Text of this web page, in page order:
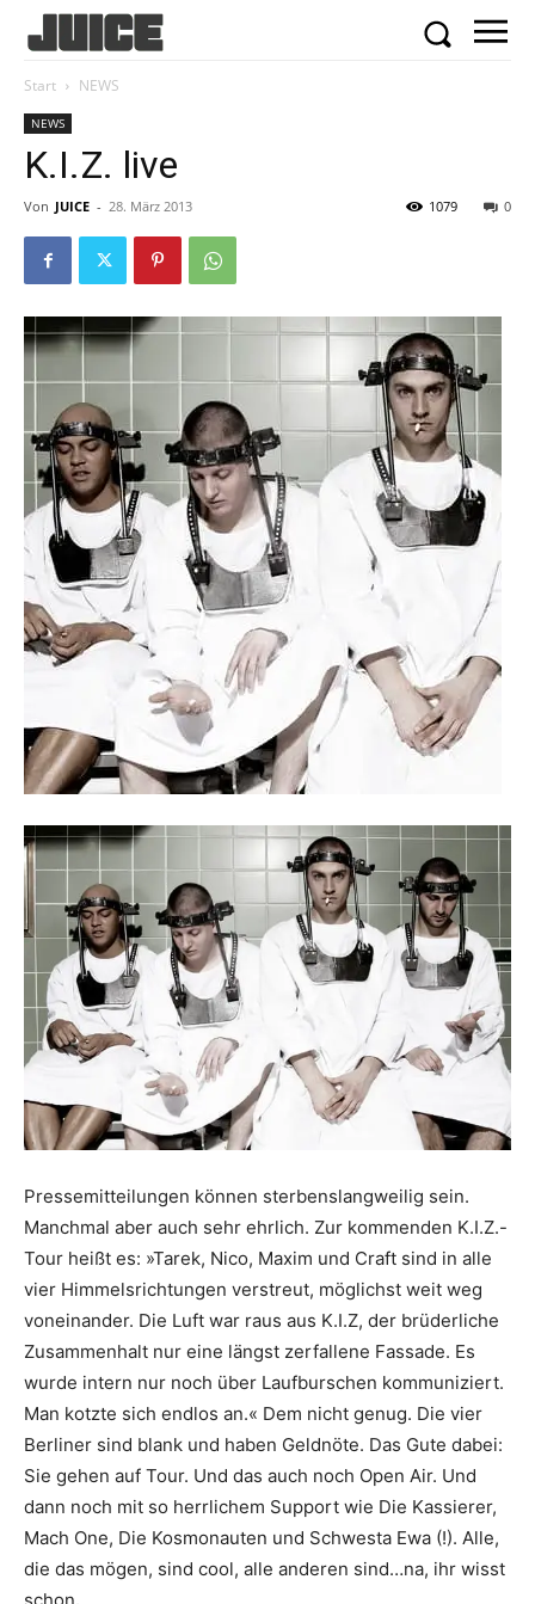
Start NEWS
NEWS
K.I.Z. live
Von JUICE - 28. März 2013 0
1079
Pressemitteilungen können sterbenslangweilig sein.
Manchmal aber auch sehr ehrlich. Zur kommenden K.I.Z.-
Tour heißt es: »Tarek, Nico, Maxim und Craft sind in alle
vier Himmelsrichtungen verstreut, möglichst weit weg
voneinander. Die Luft war raus aus K.I.Z, der brüderliche
Zusammenhalt nur eine längst zerfallene Fassade. Es
wurde intern nur noch über Laufburschen kommuniziert.
Man kotzte sich endlos an.« Dem nicht genug. Die vier
Berliner sind blank und haben Geldnöte. Das Gute dabei:
Sie gehen auf Tour. Und das auch noch Open Air. Und
dann noch mit so herrlichem Support wie Die Kassierer,
Mach One, Die Kosmonauten und Schwesta Ewa (!). Alle,
die das mögen, sind cool, alle anderen sind…na, ihr wisst